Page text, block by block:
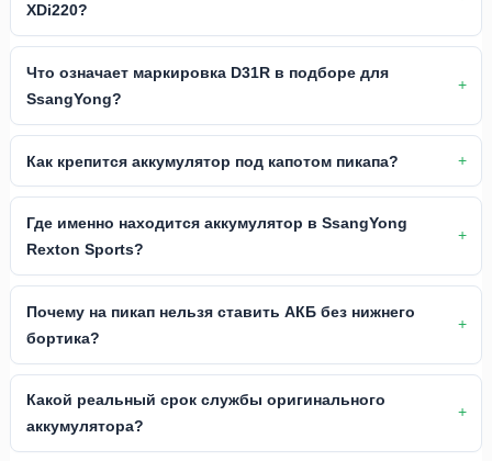
XDi220?
Что означает маркировка D31R в подборе для
SsangYong?
Как крепится аккумулятор под капотом пикапа?
Где именно находится аккумулятор в SsangYong
Rexton Sports?
Почему на пикап нельзя ставить АКБ без нижнего
бортика?
Какой реальный срок службы оригинального
аккумулятора?